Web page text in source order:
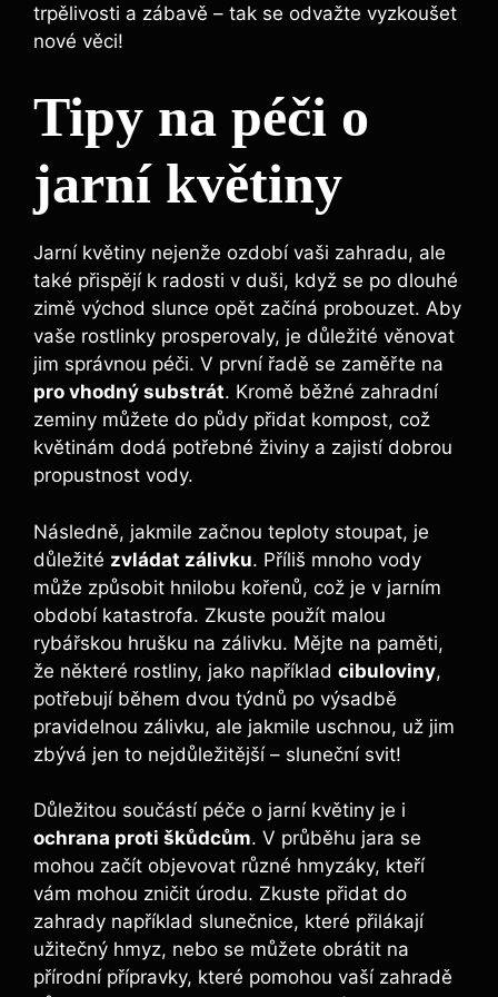
trpělivosti a zábavě – tak se odvažte vyzkoušet
nové věci!
Tipy na péči o
jarní květiny
Jarní květiny nejenže ozdobí vaši zahradu, ale
také přispějí k radosti v duši, když se po dlouhé
zimě východ slunce opět začíná probouzet. Aby
vaše rostlinky prosperovaly, je důležité věnovat
jim správnou péči. V první řadě se zaměřte na
pro vhodný substrát. Kromě běžné zahradní
zeminy můžete do půdy přidat kompost, což
květinám dodá potřebné živiny a zajistí dobrou
propustnost vody.
Následně, jakmile začnou teploty stoupat, je
důležité zvládat zálivku. Příliš mnoho vody
může způsobit hnilobu kořenů, což je v jarním
období katastrofa. Zkuste použít malou
rybářskou hrušku na zálivku. Mějte na paměti,
že některé rostliny, jako například cibuloviny,
potřebují během dvou týdnů po výsadbě
pravidelnou zálivku, ale jakmile uschnou, už jim
zbývá jen to nejdůležitější – sluneční svit!
Důležitou součástí péče o jarní květiny je i
ochrana proti škůdcům. V průběhu jara se
mohou začít objevovat různé hmyzáky, kteří
vám mohou zničit úrodu. Zkuste přidat do
zahrady například slunečnice, které přilákají
užitečný hmyz, nebo se můžete obrátit na
přírodní přípravky, které pomohou vaší zahradě